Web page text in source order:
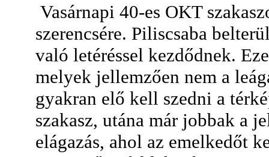
Vasárnapi 40-es OKT
szerencsére. Piliscsaba
való letéréssel kezdődnek.
melyek jellemzően nem a
gyakran elő kell szedni a
szakasz, utána már jobbak a
elágazás, ahol az emelkedőt